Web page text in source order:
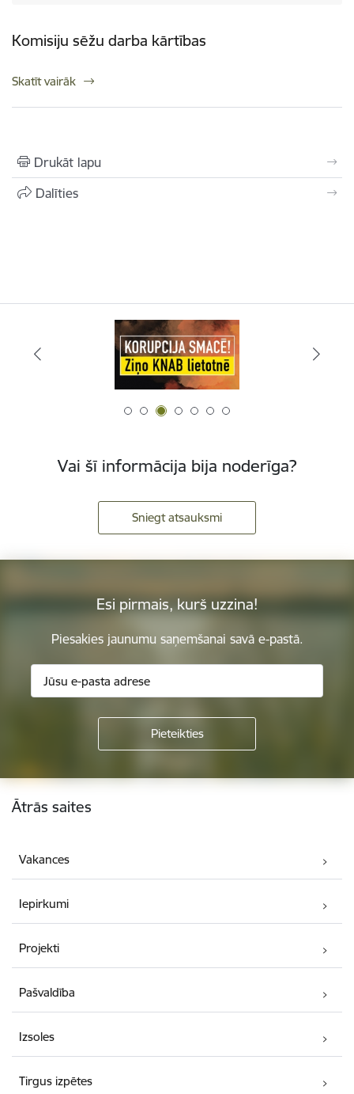
Komisiju sēžu darba kārtības
Skatīt vairāk
Drukāt lapu
Dalīties
Vai šī informācija bija noderīga?
Sniegt atsauksmi
Esi pirmais, kurš uzzina!
Piesakies jaunumu saņemšanai savā e-pastā.
Kājene
Ātrās saites
Vakances
Iepirkumi
Projekti
Pašvaldība
Izsoles
Tirgus izpētes